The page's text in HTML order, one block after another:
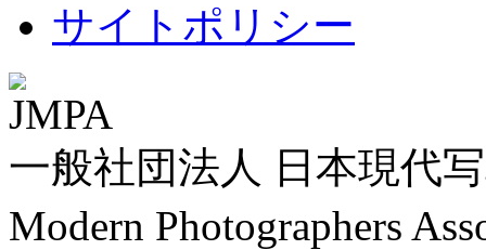
サイトポリシー
一般社団法人 日本現代
Modern Photographers